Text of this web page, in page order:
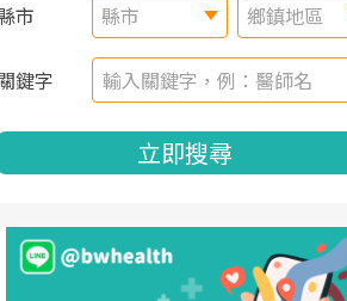
市 縣市 鄉鎮地區
鍵字
立即搜尋